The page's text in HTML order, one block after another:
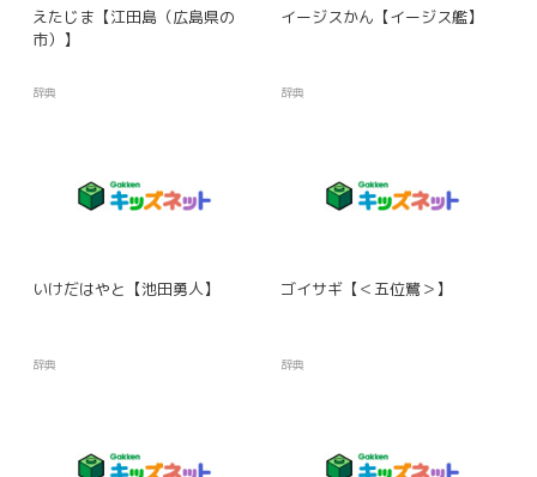
えたじま【江田島（広島県の
市）】
辞典
イージスかん【イージス艦】
辞典
いけだはやと【池田勇人】
辞典
ゴイサギ【＜五位鷺＞】
辞典